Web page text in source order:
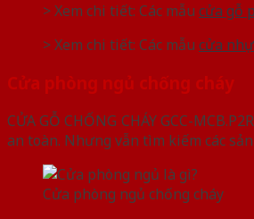
> Xem chi tiết: Các mẫu cửa gỗ
> Xem chi tiết: Các mẫu cửa
Cửa phòng ngủ chống cháy
CỬA GỖ CHỐNG CHÁY GCC-
an toàn. Nhưng vẫn tìm kiếm các
Cửa phòng ngủ chống cháy